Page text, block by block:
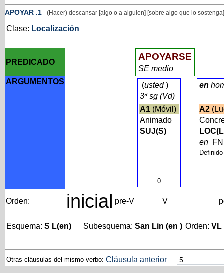
APOYAR .1- (Hacer) descansar [algo o a alguien] [sobre algo que lo sostenga]
Clase: Localización
PREDICADO
APOYARSE
SE medio
ARGUMENTOS
(usted)
3ª sg (Vd)
A1(Móvil)
Animado
SUJ(S)
0
en
A2
en
Orden: inicial pre-V V
Esquema: S L(en) Subesquema: San Lin (en ) Orden: VL
Otras cláusulas del mismo verbo: Cláusula anterior